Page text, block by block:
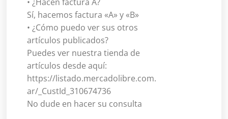
Sí, hacemos factura «A» y «B»
• ¿Cómo puedo ver sus otros
artículos publicados?
Puedes ver nuestra tienda de
artículos desde aquí:
https://listado.mercadolibre.com.
ar/_CustId_310674736
No dude en hacer su consulta